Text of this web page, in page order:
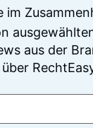
im
aus der